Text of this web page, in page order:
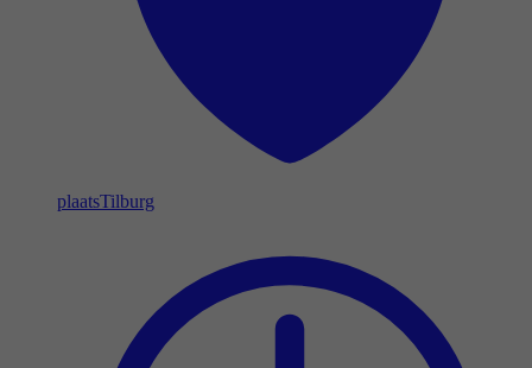
plaatsTilburg